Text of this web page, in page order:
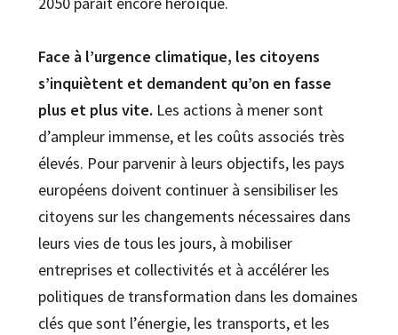
Face à l’urgence climatique, les citoyens
s’inquiètent et demandent qu’on en fasse
plus et plus vite. Les actions à mener sont
d’ampleur immense, et les coûts associés très
élevés. Pour parvenir à leurs objectifs, les pays
européens doivent continuer à sensibiliser les
citoyens sur les changements nécessaires dans
leurs vies de tous les jours, à mobiliser
entreprises et collectivités et à accélérer les
politiques de transformation dans les domaines
clés que sont l’énergie, les transports, et les